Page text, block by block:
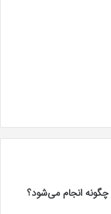
انجام می‌شود؟